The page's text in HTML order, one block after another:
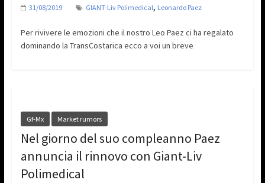
31/08/2019 GIANT-Liv Polimedical, Leonardo Paez
Per rivivere le emozioni che il nostro Leo Paez ci ha regalato
dominando la TransCostarica ecco a voi un breve
Gf-Mx Market rumors
Nel giorno del suo compleanno Paez
annuncia il rinnovo con Giant-Liv
Polimedical